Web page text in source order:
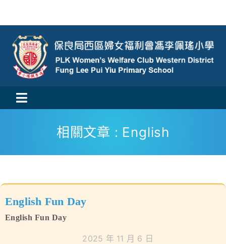
content
Toggle
Navigation
活動消息
校風及學生支援
相關文章 : English
English Fun Day
English Fun Day
2025 年 11 月 6 日